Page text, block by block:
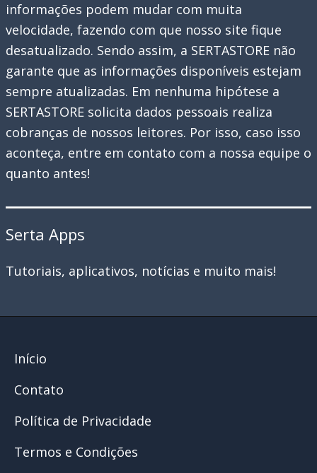
informações podem mudar com muita
velocidade, fazendo com que nosso site fique
desatualizado. Sendo assim, a SERTASTORE não
garante que as informações disponíveis estejam
sempre atualizadas. Em nenhuma hipótese a
SERTASTORE solicita dados pessoais realiza
cobranças de nossos leitores. Por isso, caso isso
aconteça, entre em contato com a nossa equipe o
quanto antes!
Serta Apps
Tutoriais, aplicativos, notícias e muito mais!
Início
Contato
Política de Privacidade
Termos e Condições